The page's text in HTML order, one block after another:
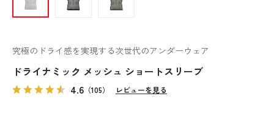
究極のドライ感を実現する次世代のアンダーウェア
ドライナミック メッシュ ショートスリーブ
4.6 （105） レビューを見る